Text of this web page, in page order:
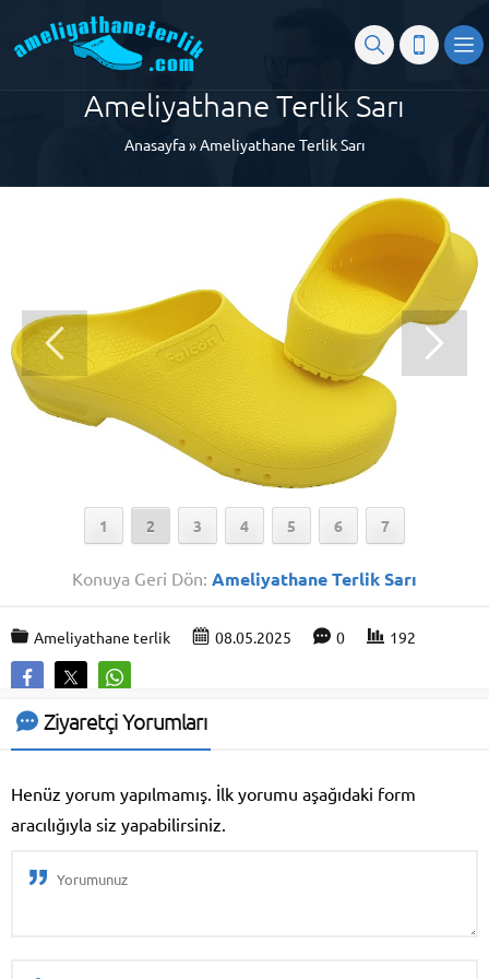
Ameliyathane Terlik Sarı
Anasayfa»Ameliyathane Terlik Sarı
1 2 3 4 5 6 7
Konuya Geri Dön: Ameliyathane Terlik Sarı
Ameliyathane terlik 08.05.2025 0 192
Ziyaretçi Yorumları
Henüz yorum yapılmamış. İlk yorumu aşağıdaki form
aracılığıyla siz yapabilirsiniz.